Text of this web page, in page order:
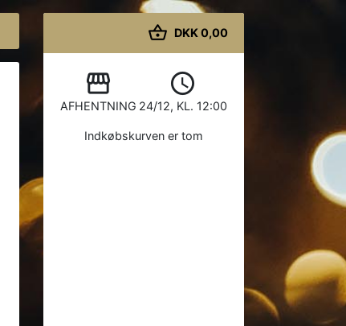
shopping_basket DKK 0,00
storefront
AFHENTNING
watch_later
24/12, KL. 12:00
Indkøbskurven er tom